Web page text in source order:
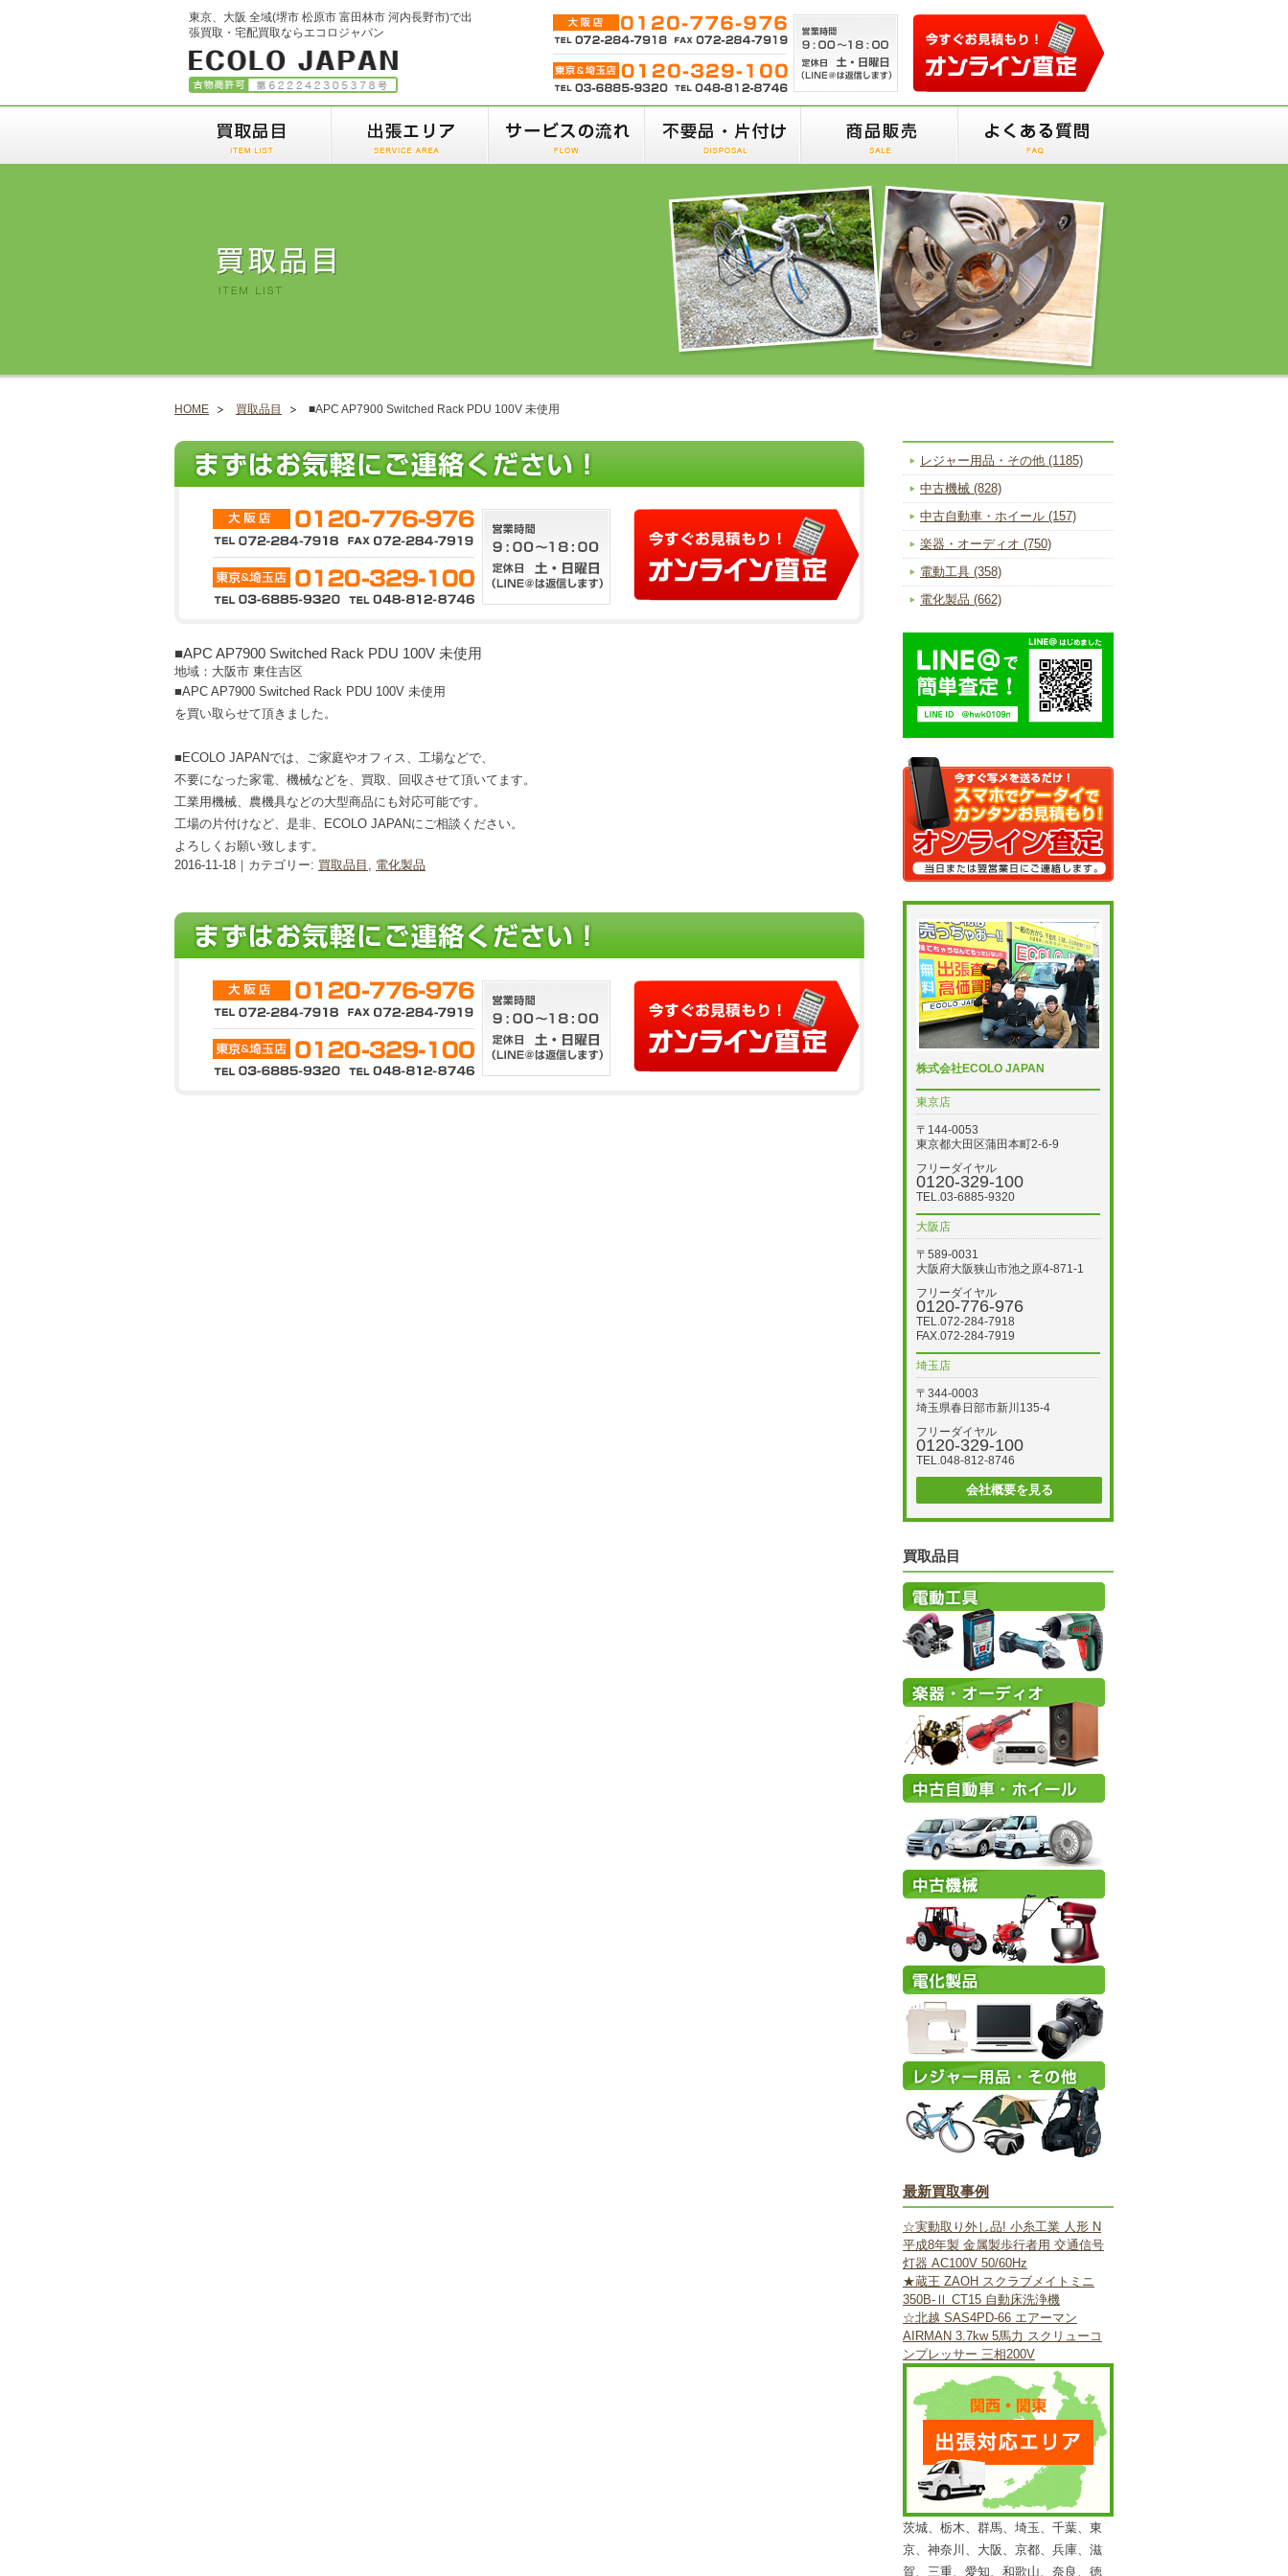
東京、大阪 全域(堺市 松原市 富田林市 河内長野市)で出
張買取・宅配買取ならエコロジャパン
HOME 買取品目 ■APC AP7900 Switched Rack PDU 100V 未使用
■APC AP7900 Switched Rack PDU 100V 未使用
地域：大阪市 東住吉区
■APC AP7900 Switched Rack PDU 100V 未使用
を買い取らせて頂きました。
■ECOLO JAPANでは、ご家庭やオフィス、工場などで、
不要になった家電、機械などを、買取、回収させて頂いてます。
工業用機械、農機具などの大型商品にも対応可能です。
工場の片付けなど、是非、ECOLO JAPANにご相談ください。
よろしくお願い致します。
2016-11-18｜カテゴリー: 買取品目 , 電化製品
レジャー用品・その他 (1185)
中古機械 (828)
中古自動車・ホイール (157)
楽器・オーディオ (750)
電動工具 (358)
電化製品 (662)
株式会社ECOLO JAPAN
東京店
〒144-0053
東京都大田区蒲田本町2-6-9
フリーダイヤル
0120-329-100
TEL.03-6885-9320
大阪店
〒589-0031
大阪府大阪狭山市池之原4-871-1
フリーダイヤル
0120-776-976
TEL.072-284-7918
FAX.072-284-7919
埼玉店
〒344-0003
埼玉県春日部市新川135-4
フリーダイヤル
0120-329-100
TEL.048-812-8746
会社概要を見る
買取品目
最新買取事例
☆実動取り外し品! 小糸工業 人形 N
平成8年製 金属製歩行者用 交通信号
灯器 AC100V 50/60Hz
★蔵王 ZAOH スクラブメイトミニ
350B-Ⅱ CT15 自動床洗浄機
☆北越 SAS4PD-66 エアーマン
AIRMAN 3.7kw 5馬力 スクリューコ
ンプレッサー 三相200V
茨城、栃木、群馬、埼玉、千葉、東
京、神奈川、大阪、京都、兵庫、滋
賀、三重、愛知、和歌山、奈良、徳